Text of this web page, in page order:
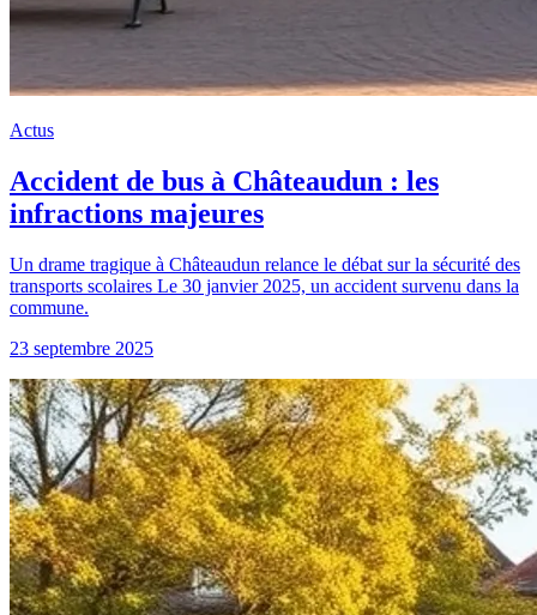
Actus
Accident de bus à Châteaudun : les
infractions majeures
Un drame tragique à Châteaudun relance le débat sur la sécurité des
transports scolaires Le 30 janvier 2025, un accident survenu dans la
commune.
23 septembre 2025